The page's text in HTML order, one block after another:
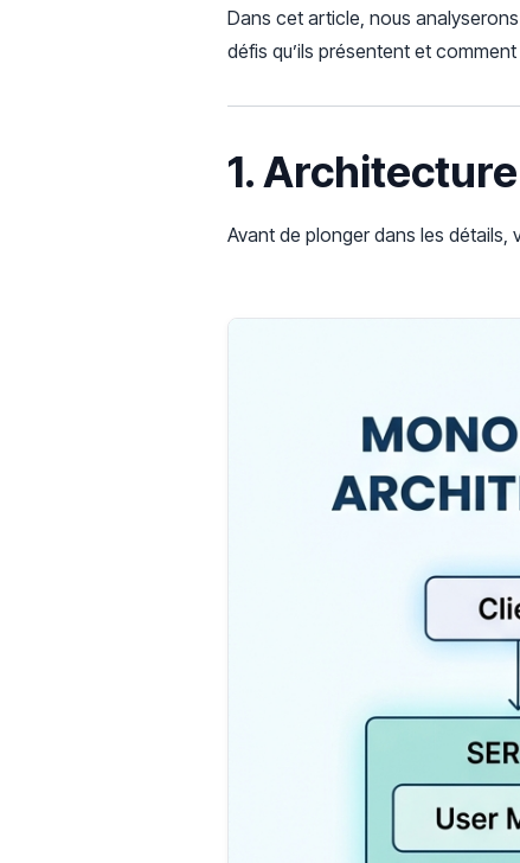
Dans cet article, nous
défis qu’ils présentent et
1.
Avant de plonger dans les